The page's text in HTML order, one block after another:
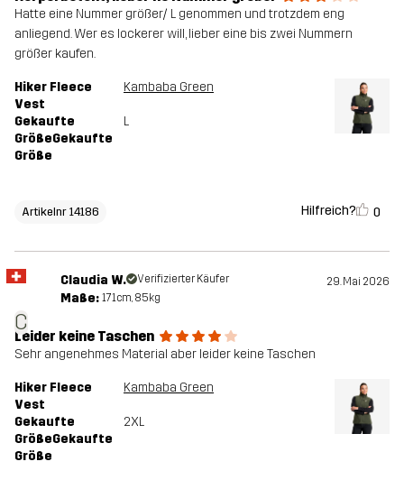
Hatte eine Nummer größer/ L genommen und trotzdem eng
anliegend. Wer es lockerer will, lieber eine bis zwei Nummern
größer kaufen.
Hiker Fleece
Vest
Kambaba Green
Gekaufte
GrößeGekaufte
Größe
L
Artikelnr 14186 Hilfreich? 0
C
Claudia W. Verifizierter Käufer 29. Mai 2026
Maße: 171cm, 85kg
Leider keine Taschen
Sehr angenehmes Material aber leider keine Taschen
Hiker Fleece
Vest
Kambaba Green
Gekaufte
GrößeGekaufte
Größe
2XL